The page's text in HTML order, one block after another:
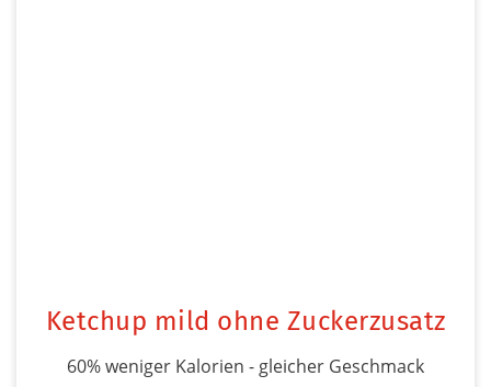
Ketchup mild ohne Zuckerzusatz
60% weniger Kalorien - gleicher Geschmack